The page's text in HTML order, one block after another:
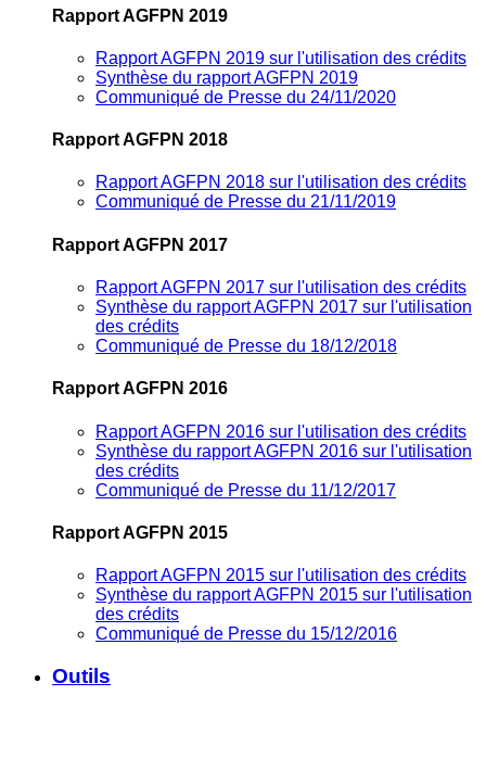
Rapport AGFPN 2019
Rapport AGFPN 2019 sur l'utilisation des crédits
Synthèse du rapport AGFPN 2019
Communiqué de Presse du 24/11/2020
Rapport AGFPN 2018
Rapport AGFPN 2018 sur l'utilisation des crédits
Communiqué de Presse du 21/11/2019
Rapport AGFPN 2017
Rapport AGFPN 2017 sur l'utilisation des crédits
Synthèse du rapport AGFPN 2017 sur l'utilisation
des crédits
Communiqué de Presse du 18/12/2018
Rapport AGFPN 2016
Rapport AGFPN 2016 sur l'utilisation des crédits
Synthèse du rapport AGFPN 2016 sur l'utilisation
des crédits
Communiqué de Presse du 11/12/2017
Rapport AGFPN 2015
Rapport AGFPN 2015 sur l'utilisation des crédits
Synthèse du rapport AGFPN 2015 sur l'utilisation
des crédits
Communiqué de Presse du 15/12/2016
Outils